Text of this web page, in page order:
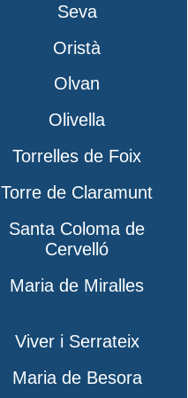
Seva
Oristà
Olvan
Olivella
Torrelles de Foix
Torre de Claramunt
Santa Coloma de
Cervelló
Maria de Miralles
Viver i Serrateix
Maria de Besora